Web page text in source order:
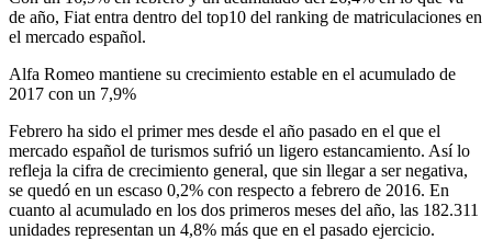
de año, Fiat entra dentro del top10 del ranking de matriculaciones en
el mercado español.
Alfa Romeo mantiene su crecimiento estable en el acumulado de
2017 con un 7,9%
Febrero ha sido el primer mes desde el año pasado en el que el
mercado español de turismos sufrió un ligero estancamiento. Así lo
refleja la cifra de crecimiento general, que sin llegar a ser negativa,
se quedó en un escaso 0,2% con respecto a febrero de 2016. En
cuanto al acumulado en los dos primeros meses del año, las 182.311
unidades representan un 4,8% más que en el pasado ejercicio.